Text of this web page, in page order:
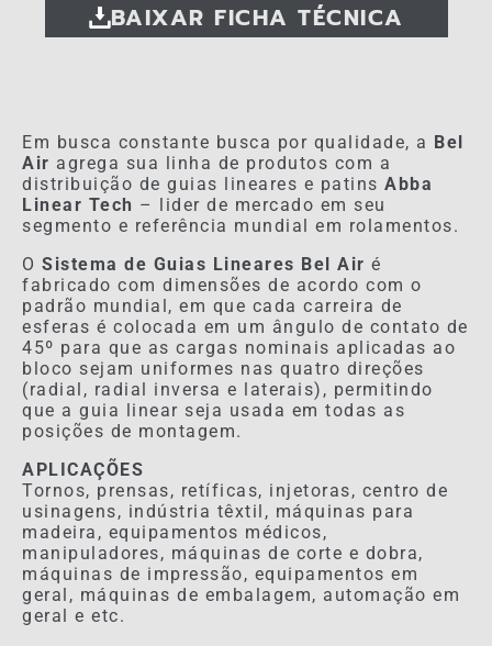
BAIXAR FICHA TÉCNICA
Em busca constante busca por qualidade, a Bel
Air agrega sua linha de produtos com a
distribuição de guias lineares e patins Abba
Linear Tech – lider de mercado em seu
segmento e referência mundial em rolamentos.
O Sistema de Guias Lineares Bel Air é
fabricado com dimensões de acordo com o
padrão mundial, em que cada carreira de
esferas é colocada em um ângulo de contato de
45º para que as cargas nominais aplicadas ao
bloco sejam uniformes nas quatro direções
(radial, radial inversa e laterais), permitindo
que a guia linear seja usada em todas as
posições de montagem.
APLICAÇÕES
Tornos, prensas, retíficas, injetoras, centro de
usinagens, indústria têxtil, máquinas para
madeira, equipamentos médicos,
manipuladores, máquinas de corte e dobra,
máquinas de impressão, equipamentos em
geral, máquinas de embalagem, automação em
geral e etc.